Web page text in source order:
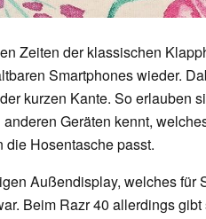
Zeiten der klassischen
Smartphones wieder.
kurzen Kante. So erlauben
Geräten kennt,
Hosentasche passt.
Außendisplay, welches für
Beim Razr 40 allerdings gibt